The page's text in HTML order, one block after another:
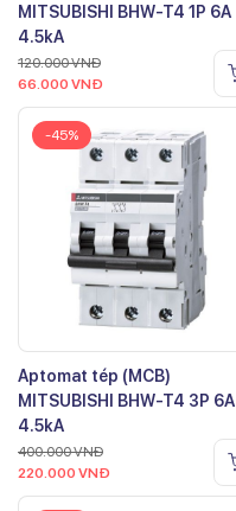
MITSUBISHI BHW-T4 1P 6A
4.5kA
120.000VNĐ
66.000 VNĐ
-45%
Aptomat tép (MCB)
MITSUBISHI BHW-T4 3P 6A
4.5kA
400.000VNĐ
220.000 VNĐ